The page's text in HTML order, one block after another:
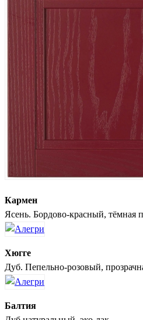
Кармен
Ясень. Бордово-красный, тёмная
Хюгге
Дуб. Пепельно-розовый,
Балтия